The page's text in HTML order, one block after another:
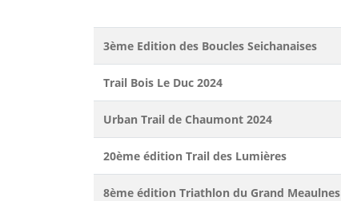
3ème Edition des Boucles Seichanaises
Trail Bois Le Duc 2024
Urban Trail de Chaumont 2024
20ème édition Trail des Lumières
8ème édition Triathlon du Grand Meaulnes